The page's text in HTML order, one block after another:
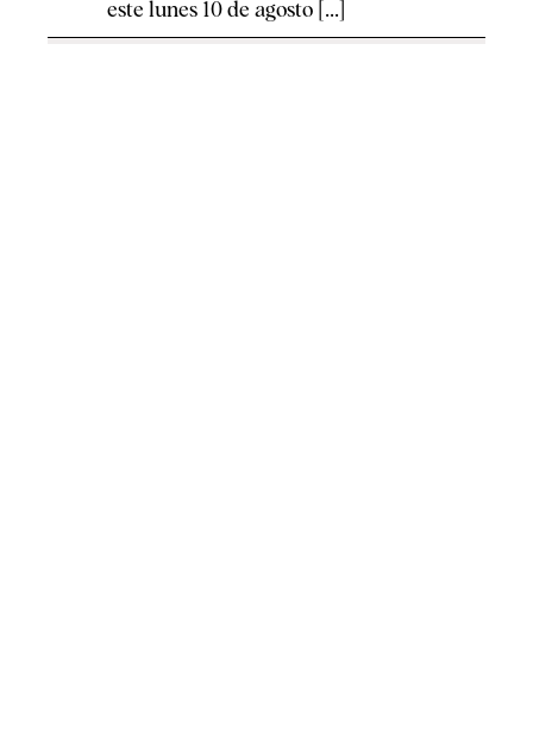
este lunes 10 de agosto [...]